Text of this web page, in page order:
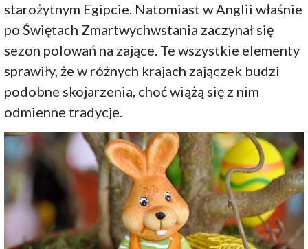
starożytnym Egipcie. Natomiast w Anglii właśnie
po Świętach Zmartwychwstania zaczynał się
sezon polowań na zające. Te wszystkie elementy
sprawiły, że w różnych krajach zajączek budzi
podobne skojarzenia, choć wiążą się z nim
odmienne tradycje.